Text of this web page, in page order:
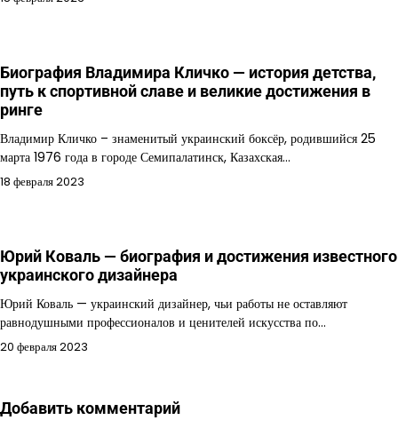
Биография Владимира Кличко — история детства,
путь к спортивной славе и великие достижения в
ринге
Владимир Кличко – знаменитый украинский боксёр, родившийся 25
марта 1976 года в городе Семипалатинск, Казахская…
18 февраля 2023
Юрий Коваль — биография и достижения известного
украинского дизайнера
Юрий Коваль — украинский дизайнер, чьи работы не оставляют
равнодушными профессионалов и ценителей искусства по…
20 февраля 2023
Добавить комментарий